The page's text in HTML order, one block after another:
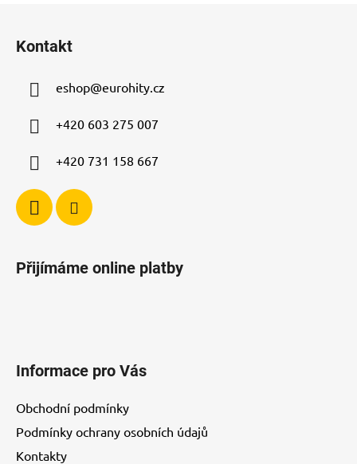
Kontakt
eshop@eurohity.cz
+420 603 275 007
+420 731 158 667
Přijímáme online platby
Informace pro Vás
Obchodní podmínky
Podmínky ochrany osobních údajů
Kontakty